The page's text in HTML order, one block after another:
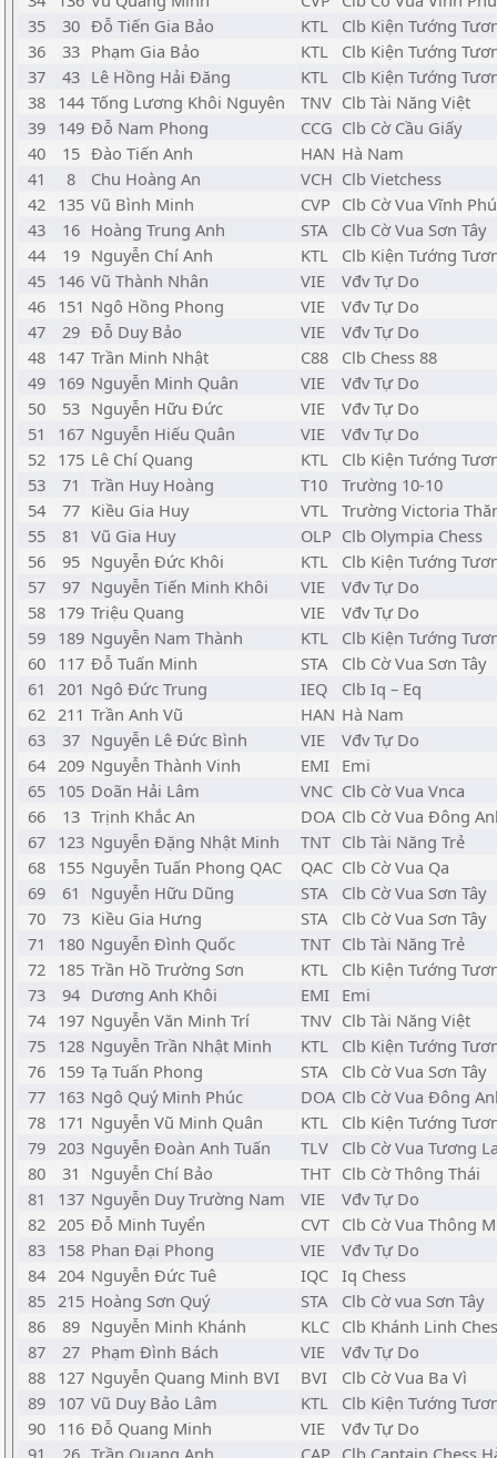
35
30 Đỗ Tiến Gia Bảo KTL
Clb Kiện Tướng
36
33 Phạm Gia Bảo KTL
Clb Kiện Tướng
37
43 Lê Hồng Hải Đăng KTL
Clb Kiện Tướng
38 144 Tống Lương Khôi Nguyên TNV Clb Tài Năng Việt
39 149 Đỗ Nam Phong CCG Clb Cờ Cầu Giấy
40
15 Đào Tiến Anh HAN Hà Nam
41
8 Chu Hoàng An VCH Clb Vietchess
42 135 Vũ Bình Minh CVP Clb Cờ Vua Vĩnh
43
16 Hoàng Trung Anh STA
Clb Cờ Vua Sơn Tây
44
19 Nguyễn Chí Anh KTL
Clb Kiện Tướng
45 146 Vũ Thành Nhân VIE
Vđv Tự Do
46 151 Ngô Hồng Phong VIE
Vđv Tự Do
47
29 Đỗ Duy Bảo VIE
Vđv Tự Do
48 147 Trần Minh Nhật C88
Clb Chess 88
49 169 Nguyễn Minh Quân VIE
Vđv Tự Do
50
53 Nguyễn Hữu Đức VIE
Vđv Tự Do
51
167 Nguyễn Hiếu Quân VIE
Vđv Tự Do
52 175 Lê Chí Quang KTL
Clb Kiện Tướng
53
71 Trần Huy Hoàng T10
Trường 10-10
54
77 Kiều Gia Huy VTL Trường Victoria
55
81 Vũ Gia Huy OLP Clb Olympia Chess
56
95 Nguyễn Đức Khôi KTL
Clb Kiện Tướng
57
97 Nguyễn Tiến Minh Khôi VIE
Vđv Tự Do
58 179 Triệu Quang VIE
Vđv Tự Do
59 189 Nguyễn Nam Thành KTL
Clb Kiện Tướng
60 117 Đỗ Tuấn Minh STA
Clb Cờ Vua Sơn Tây
61
201 Ngô Đức Trung IEQ
Clb Iq – Eq
62 211 Trần Anh Vũ HAN Hà Nam
63
37 Nguyễn Lê Đức Bình VIE
Vđv Tự Do
64 209 Nguyễn Thành Vinh EMI Emi
65 105 Doãn Hải Lâm VNC Clb Cờ Vua Vnca
66
13 Trịnh Khắc An DOA Clb Cờ Vua Đông
67 123 Nguyễn Đặng Nhật Minh TNT Clb Tài Năng Trẻ
68 155 Nguyễn Tuấn Phong QAC QAC Clb Cờ Vua Qa
69
61 Nguyễn Hữu Dũng STA
Clb Cờ Vua Sơn Tây
70
73 Kiều Gia Hưng STA
Clb Cờ Vua Sơn Tây
71
180 Nguyễn Đình Quốc TNT Clb Tài Năng Trẻ
72 185 Trần Hồ Trường Sơn KTL
Clb Kiện Tướng
73
94 Dương Anh Khôi EMI Emi
74 197 Nguyễn Văn Minh Trí TNV Clb Tài Năng Việt
75 128 Nguyễn Trần Nhật Minh KTL
Clb Kiện Tướng
76 159 Tạ Tuấn Phong STA
Clb Cờ Vua Sơn Tây
77 163 Ngô Quý Minh Phúc DOA Clb Cờ Vua Đông
78 171 Nguyễn Vũ Minh Quân KTL
Clb Kiện Tướng
79 203 Nguyễn Đoàn Anh Tuấn TLV
Clb Cờ Vua Tương
80
31 Nguyễn Chí Bảo THT Clb Cờ Thông Thái
81
137 Nguyễn Duy Trường Nam VIE
Vđv Tự Do
82 205 Đỗ Minh Tuyển CVT Clb Cờ Vua Thông
83 158 Phan Đại Phong VIE
Vđv Tự Do
84 204 Nguyễn Đức Tuê IQC Iq Chess
85 215 Hoàng Sơn Quý STA
Clb Cờ vua Sơn Tây
86
89 Nguyễn Minh Khánh KLC Clb Khánh Linh
87
27 Phạm Đình Bách VIE
Vđv Tự Do
88 127 Nguyễn Quang Minh BVI BVI
Clb Cờ Vua Ba Vì
89 107 Vũ Duy Bảo Lâm KTL
Clb Kiện Tướng
90 116 Đỗ Quang Minh VIE
Vđv Tự Do
91
26 Trần Quang Anh CAP Clb Captain Chess